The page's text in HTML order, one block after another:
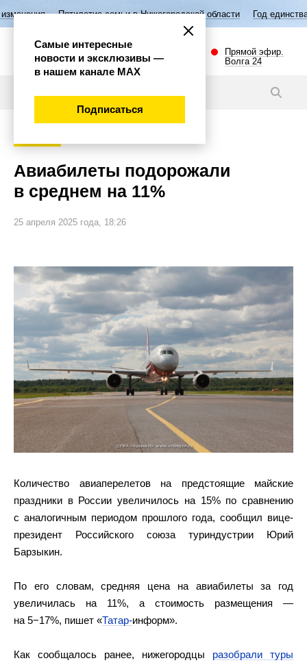
Пятилетие семьи в Нижегородской области Год единства народов
Прямой эфир.
Волга 24
Авиабилеты подорожали
в среднем на 11%
25 апреля 2025 года, 18:26
Количество авиаперелетов на предстоящие майские
праздники в России увеличилось на 15% по сравнению
с аналогичным периодом прошлого года, сообщил вице-
президент Российского союза туриндустрии Юрий
Барзыкин.
По его словам, средняя цена на авиабилеты за год
увеличилась на 11%, а стоимость размещения —
на 5−17%, пишет «Татар-информ».
Как сообщалось ранее, нижегородцы разобрали туры
Самые интересные
новости и эксклюзивы —
в нашем канале МАХ
Подписаться